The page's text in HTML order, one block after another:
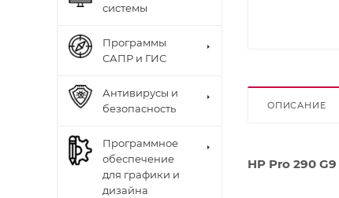
ОПИСАНИЕ
HP Pro 290 G9
системы
Программы
САПР и ГИС
Антивирусы и
безопасность
Программное
обеспечение
для графики и
дизайна